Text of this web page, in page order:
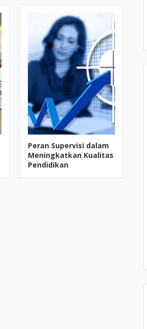
Peran Supervisi dalam
Meningkatkan Kualitas
Pendidikan